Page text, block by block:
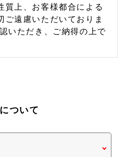
質上、お客様都合による
ご遠慮いただいておりま
いただき、ご納得の上で
ついて